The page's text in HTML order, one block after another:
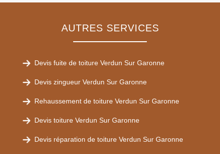
AUTRES SERVICES
Devis fuite de toiture Verdun Sur Garonne
Devis zingueur Verdun Sur Garonne
Rehaussement de toiture Verdun Sur Garonne
Devis toiture Verdun Sur Garonne
Devis réparation de toiture Verdun Sur Garonne